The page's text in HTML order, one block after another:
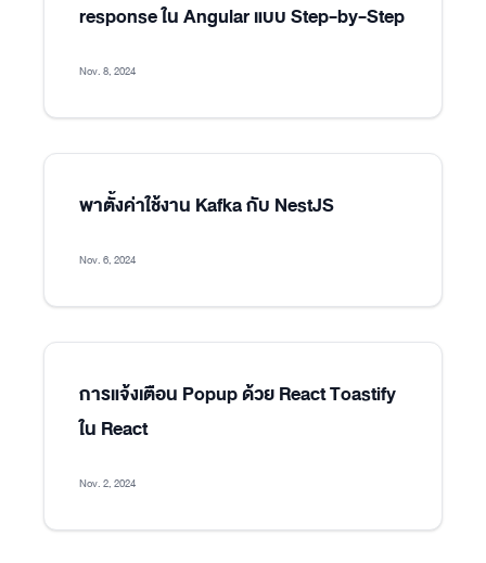
response ใน Angular แบบ Step-by-Step
Nov. 8, 2024
พาตั้งค่าใช้งาน Kafka กับ NestJS
Nov. 6, 2024
การแจ้งเตือน Popup ด้วย React Toastify
ใน React
Nov. 2, 2024